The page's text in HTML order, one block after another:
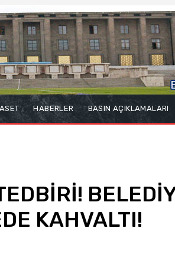
HABERLER BASIN AÇIKLAMALARI
KAHVALTI!